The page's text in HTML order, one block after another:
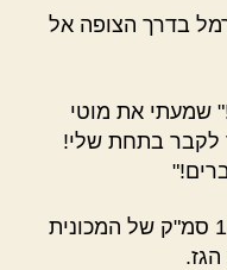
בדרך הצופה אל
שמעתי את מוטי
לקבר בתחת שלי!
התעלמתי ממחאת מנוע ה- 1,000 סמ"ק של המכונית